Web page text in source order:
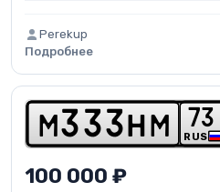
Perekup
Подробнее
m 3 3 3 h m RUS
73
100 000 ₽